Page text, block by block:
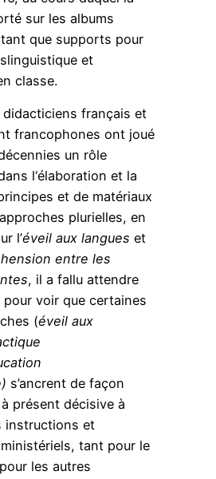
sur les albums
que supports pour
et
classe.
didacticiens français et
francophones ont joué
un rôle
l‘élaboration et la
et de matériaux
plurielles, en
l’éveil aux langues et
entre les
, il a fallu attendre
pour voir que certaines
(éveil aux
s’ancrent de façon
à présent décisive à
instructions et
tant pour le
les autres